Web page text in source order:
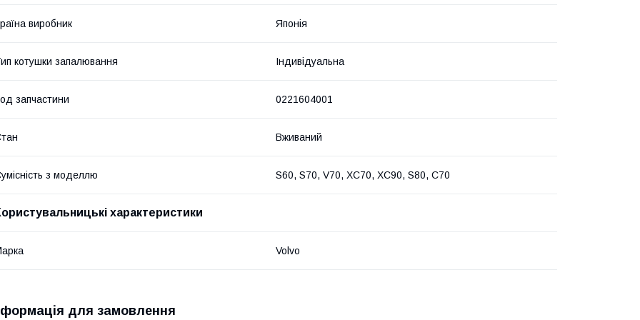
виробник Японія
котушки запалювання Індивідуальна
запчастини 0221604001
Вживаний
з моделлю S60, S70, V70, XC70, XC90, S80, C70
характеристики
Volvo
для замовлення